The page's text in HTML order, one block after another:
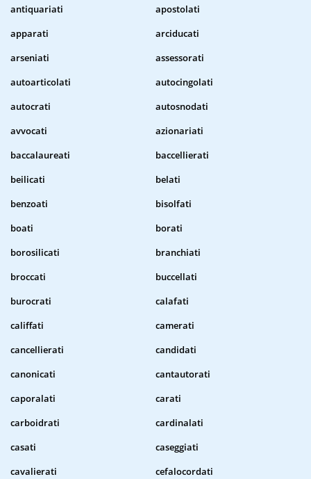
antiquariati
apostolati
apparati
arciducati
arseniati
assessorati
autoarticolati
autocingolati
autocrati
autosnodati
avvocati
azionariati
baccalaureati
baccellierati
beilicati
belati
benzoati
bisolfati
boati
borati
borosilicati
branchiati
broccati
buccellati
burocrati
calafati
califfati
camerati
cancellierati
candidati
canonicati
cantautorati
caporalati
carati
carboidrati
cardinalati
casati
caseggiati
cavalierati
cefalocordati